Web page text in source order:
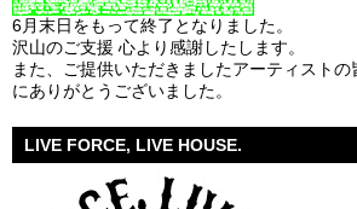
6月末日をもって終了となりました。
沢山のご支援 心より感謝したします。
また、ご提供いただきましたアーティスト
にありがとうございました。
LIVE FORCE, LIVE HOUSE.